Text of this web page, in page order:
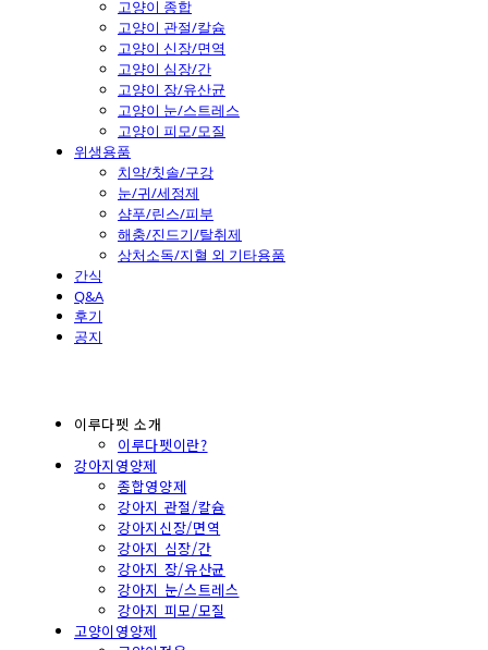
고양이 종합
고양이 관절/칼슘
고양이 신장/면역
고양이 심장/간
고양이 장/유산균
고양이 눈/스트레스
고양이 피모/모질
위생용품
치약/칫솔/구강
눈/귀/세정제
샴푸/린스/피부
해충/진드기/탈취제
상처소독/지혈 외 기타용품
간식
Q&A
후기
공지
이루다펫 소개
이루다펫이란?
강아지영양제
종합영양제
강아지 관절/칼슘
강아지신장/면역
강아지 심장/간
강아지 장/유산균
강아지 눈/스트레스
강아지 피모/모질
고양이영양제